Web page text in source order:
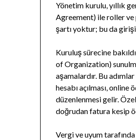
Yönetim kurulu, yıllık
Agreement) ile roller ve
şartı yoktur; bu da
Kuruluş sürecine
of Organization)
aşamalardır. Bu
hesabı açılması,
düzenlenmesi gelir.
doğrudan fatura kesip
Vergi ve uyum